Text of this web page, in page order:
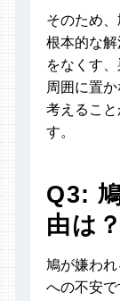
そのため
根本的な
をなくす
周囲に置
考えるこ
す。
Q3:
由は？
鳩が嫌わ
への不安